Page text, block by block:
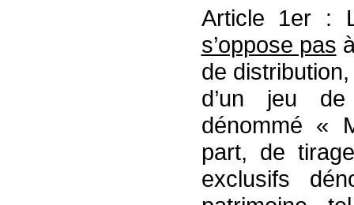
Article 1er :
s’oppose pas
de
d’un jeu
dénommé «
part, de
exclusifs